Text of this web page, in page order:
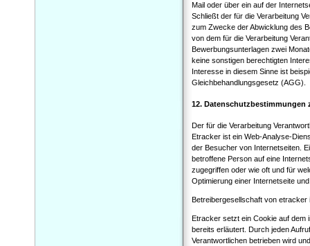
Mail oder über ein auf der
Schließt der für die Verarbeitung
zum Zwecke der Abwicklung des
von dem für die Verarbeitung
Bewerbungsunterlagen zwei
keine sonstigen berechtigten
Interesse in diesem Sinne ist
Gleichbehandlungsgesetz (AGG).
12. Datenschutzbestimmungen
Der für die Verarbeitung
Etracker ist ein Web-Analyse-
der Besucher von Internetseiten.
betroffene Person auf eine
zugegriffen oder wie oft und für
Optimierung einer Internetseite
Betreibergesellschaft von
Etracker setzt ein Cookie auf dem
bereits erläutert. Durch jeden
Verantwortlichen betrieben wird